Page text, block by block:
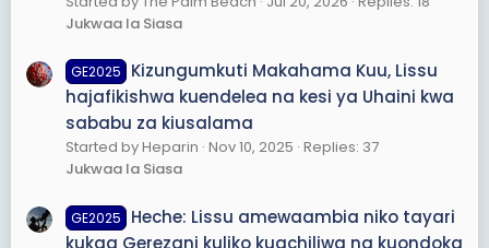
Jukwaa la Siasa
GE2025
Kizungumkuti Makahama Kuu, Lissu
hajafikishwa kuendelea na kesi ya Uhaini kwa
sababu za kiusalama
Started by Heparin Nov 10, 2025 Replies: 37
Jukwaa la Siasa
GE2025
Heche: Lissu amewaambia niko tayari
kukaa Gerezani kuliko kuachiliwa na kuondoka